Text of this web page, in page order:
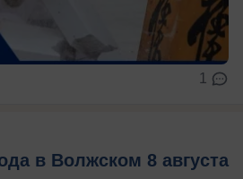
1
в Волжском 8 августа